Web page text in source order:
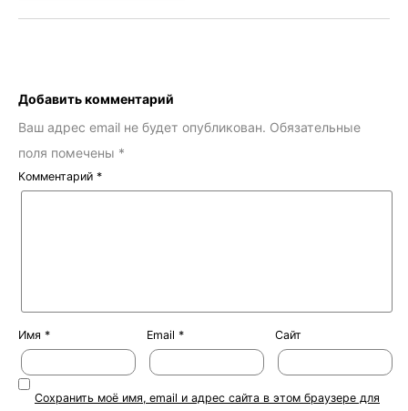
Добавить комментарий
Ваш адрес email не будет опубликован. Обязательные
поля помечены *
Комментарий *
Имя * Email * Сайт
Сохранить моё имя, email и адрес сайта в этом браузере для